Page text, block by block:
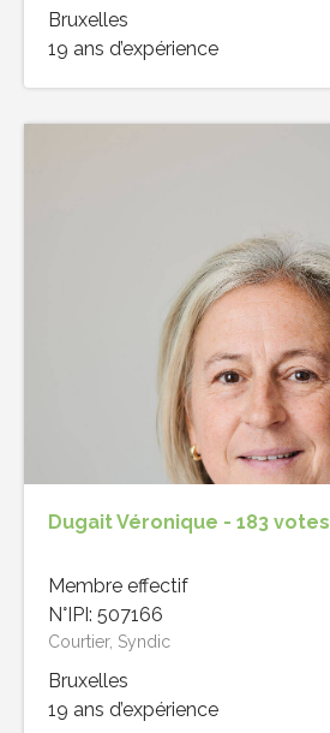
Bruxelles
19 ans d’expérience
Dugait Véronique - 183 votes
Membre effectif
N°IPI: 507166
Courtier, Syndic
Bruxelles
19 ans d’expérience